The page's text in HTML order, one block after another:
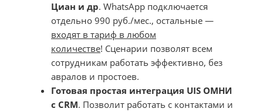
Циан и др. WhatsApp подключается
отдельно 990 руб./мес., остальные —
входят в тариф в любом
количестве! Сценарии позволят всем
сотрудникам работать эффективно, без
авралов и простоев.
Готовая простая интеграция UIS ОМНИ
с CRM. Позволит работать с контактами и